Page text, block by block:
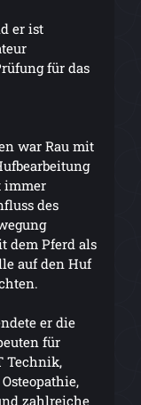
er ist
für das
war Rau mit
immer
des
dem Pferd als
auf den Huf
er die
für
Technik,
zahlreiche